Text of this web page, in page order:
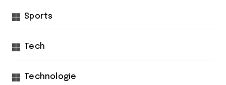
Sports
Tech
Technologie